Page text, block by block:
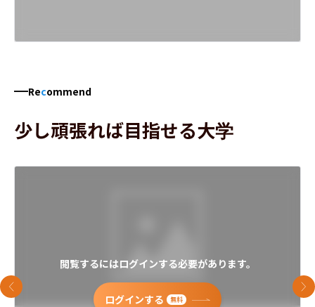
Recommend
少し頑張れば目指せる大学
閲覧するにはログインする必要があります。
ログインする 無料
前のスライド 次